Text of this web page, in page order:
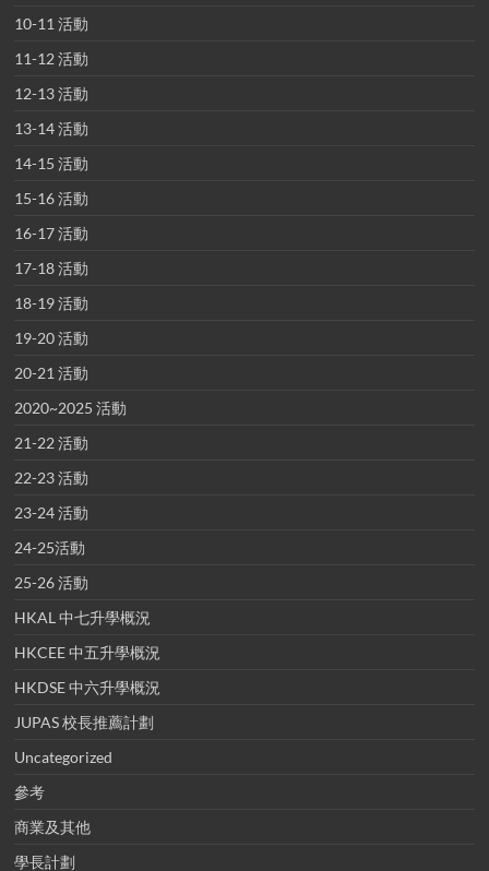
10-11 活動
11-12 活動
12-13 活動
13-14 活動
14-15 活動
15-16 活動
16-17 活動
17-18 活動
18-19 活動
19-20 活動
20-21 活動
2020~2025 活動
21-22 活動
22-23 活動
23-24 活動
24-25活動
25-26 活動
HKAL 中七升學概況
HKCEE 中五升學概況
HKDSE 中六升學概況
JUPAS 校長推薦計劃
Uncategorized
參考
商業及其他
學長計劃